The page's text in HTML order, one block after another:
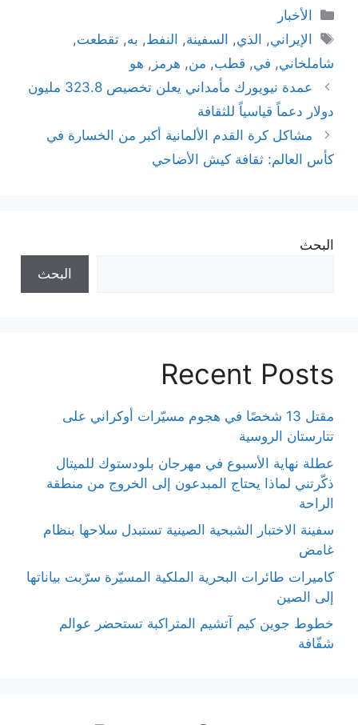
التصنيفات
الأخبار
الوسوم
الإيراني, الذي, السفينة, النفط, به,تقطعت,
شاملخاني, في, قطب, من, هرمز , هو
عمدة نيويورك مأمداني يعلن تخصيص 323.8 مليون
دولار دعماً قياسياً للثقافة
مشاكل كرة القدم الألمانية أكبر من الخسارة في
كأس العالم: ثقافة كيش الأضاحي
البحث
البحث
Recent Posts
مقتل 13 شخصًا في هجوم مسيّرات أوكراني على
تتارستان الروسية
عطلة نهاية الأسبوع في مهرجان بلودستوك للميتال
ذكّرتني لماذا يحتاج المبدعون إلى الخروج من منطقة
الراحة
سفينة الاختبار الشبحية الصينية تستبدل سلاحها بنظام
غامض
كاميرات طائرات البحرية الملكية المسيّرة سرّبت بياناتها
إلى الصين
خطوط جوين كيم آتشيم المتراكبة تستحضر عوالم
شفّافة